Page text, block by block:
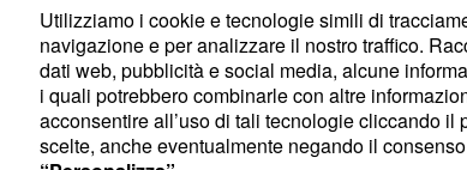
Le foto sulla Luna
Le foto nello spazio sono davvero sorprendenti
dettagli. Chiaramente le fotocamere utilizzate
appositamente progettate per resistere a eventi
Utilizziamo i cookie e tecnologie simili di
navigazione e per analizzare il nostro traffico.
dati web, pubblicità e social media, alcune
i quali potrebbero combinarle con altre
acconsentire all’uso di tali tecnologie cliccando il
scelte, anche eventualmente negando il